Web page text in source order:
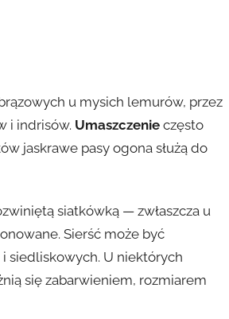
u mysich lemurów, przez
i indrisów. Umaszczenie często
jaskrawe pasy ogona służą do
siatkówką — zwłaszcza u
Sierść może być
siedliskowych. U niektórych
się zabarwieniem, rozmiarem